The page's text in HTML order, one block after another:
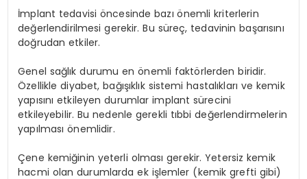
İmplant tedavisi öncesinde bazı önemli kriterlerin
değerlendirilmesi gerekir. Bu süreç, tedavinin başarısını
doğrudan etkiler.
Genel sağlık durumu en önemli faktörlerden biridir.
Özellikle diyabet, bağışıklık sistemi hastalıkları ve kemik
yapısını etkileyen durumlar implant sürecini
etkileyebilir. Bu nedenle gerekli tıbbi değerlendirmelerin
yapılması önemlidir.
Çene kemiğinin yeterli olması gerekir. Yetersiz kemik
hacmi olan durumlarda ek işlemler (kemik grefti gibi)